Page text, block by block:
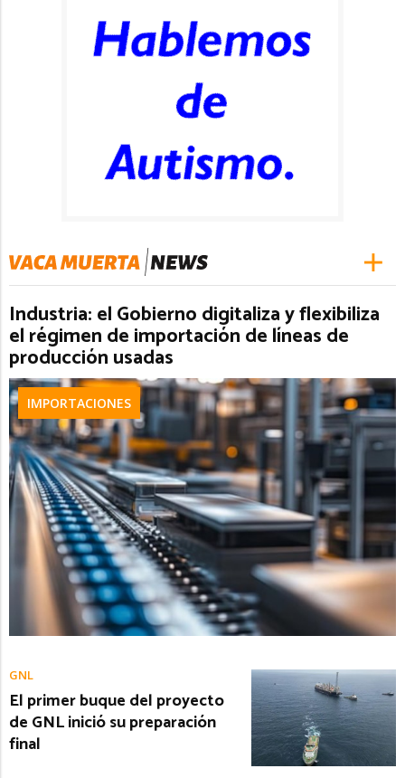
Industria: el Gobierno digitaliza y flexibiliza
el régimen de importación de líneas de
producción usadas
IMPORTACIONES
GNL
El primer buque del proyecto
de GNL inició su preparación
final